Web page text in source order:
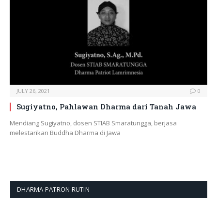
JULY 26, 2021 0
Sugiyatno, Pahlawan Dharma dari Tanah Jawa
Mendiang Sugiyatno, dosen STIAB Smaratungga, berjasa
melestarikan Buddha Dharma di Jawa
DHARMA PATRON RUTIN